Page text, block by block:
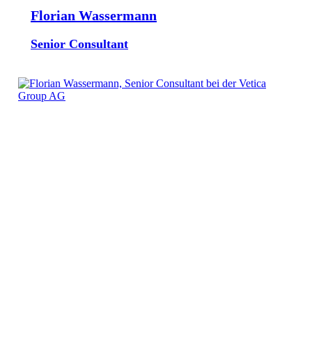
Florian Wassermann
Senior Consultant